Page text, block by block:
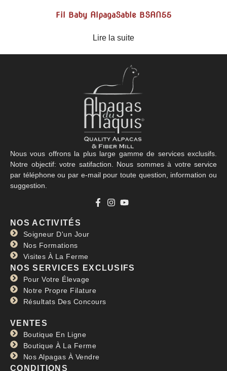
Fil Baby AlpagaSable BSAN55
Lire la suite
Nous vous offrons la plus large gamme de services exclusifs.
Notre objectif: votre satifaction. Nous sommes à votre service
par téléphone ou par e-mail pour toute question, information ou
suggestion.
NOS ACTIVITÉS
Soigneur D'un Jour
Nos Formations
Visites À La Ferme
NOS SERVICES EXCLUSIFS
Pour Votre Élevage
Notre Propre Filature
Résultats Des Concours
VENTES
Boutique En Ligne
Boutique À La Ferme
Nos Alpagas À Vendre
CONDITIONS